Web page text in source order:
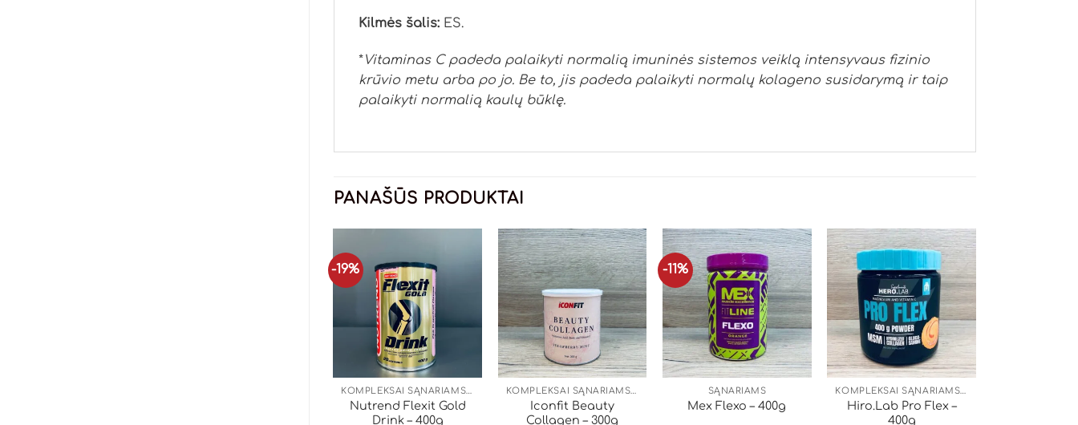
Kilmės šalis:ES.
*Vitaminas C padeda palaikyti normalią imuninės sistemos veiklą intensyvaus fizinio
krūvio metu arba po jo. Be to, jis padeda palaikyti normalų kolageno susidarymą ir taip
palaikyti normalią kaulų būklę.
PANAŠŪS PRODUKTAI
-19%
KOMPLEKSAI SĄNARIAMS, ODAI, PLAUKAMS
Nutrend Flexit Gold
Drink – 400g
KOMPLEKSAI SĄNARIAMS, ODAI, PLAUKAMS
Iconfit Beauty
Collagen – 300g
-11%
SĄNARIAMS
Mex Flexo – 400g
KOMPLEKSAI SĄNARIAMS, ODAI, PLAUKAMS
Hiro.Lab Pro Flex –
400g